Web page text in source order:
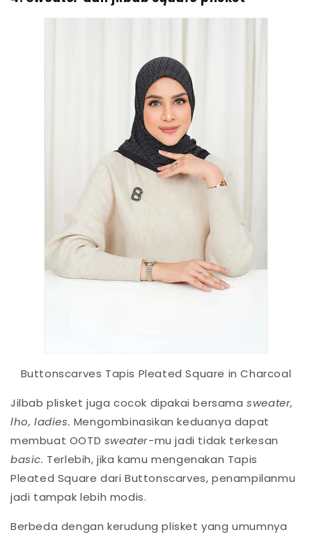
Buttonscarves Tapis Pleated Square in Charcoal
Jilbab plisket juga cocok dipakai bersamasweater,
lho, ladies. Mengombinasikan keduanya dapat
membuat OOTD sweater-mu jadi tidak terkesan
basic. Terlebih, jika kamu mengenakan Tapis
Pleated Square dari Buttonscarves, penampilanmu
jadi tampak lebih modis.
Berbeda dengan kerudung plisket yang umumnya